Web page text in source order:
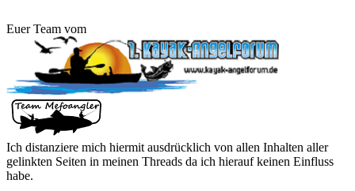
Euer Team vom
Ich distanziere mich hiermit ausdrücklich von allen Inhalten aller
gelinkten Seiten in meinen Threads da ich hierauf keinen Einfluss
habe.